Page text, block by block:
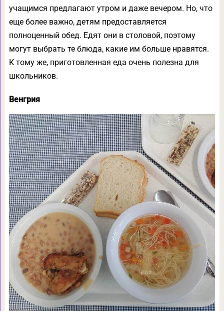
учащимся предлагают утром и даже вечером. Но, что
еще более важно, детям предоставляется
полноценный обед. Едят они в столовой, поэтому
могут выбрать те блюда, какие им больше нравятся.
К тому же, приготовленная еда очень полезна для
школьников.
Венгрия